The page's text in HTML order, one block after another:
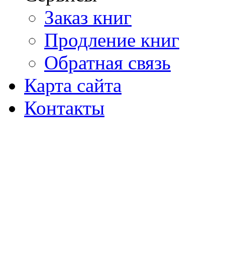
Заказ книг
Продление книг
Обратная связь
Карта сайта
Контакты